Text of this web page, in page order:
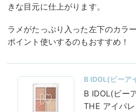
きな目元に仕上がります。
ラメがたっぷり入った左下のカラ
ポイント使いするのもおすすめ！
B IDOL(ビーア
B IDOL(ビー
THE アイパ